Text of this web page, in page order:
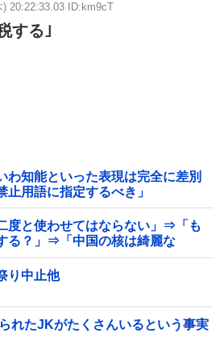
) 20:22:33.03 ID:km9cT
する｣
わ知能といった表現は完全に差別
用語に指定するべき」
度と使わせてはならない」⇒「も
る？」⇒「中国の核は綺麗な
り中止他
れたJKがたくさんいるという事実